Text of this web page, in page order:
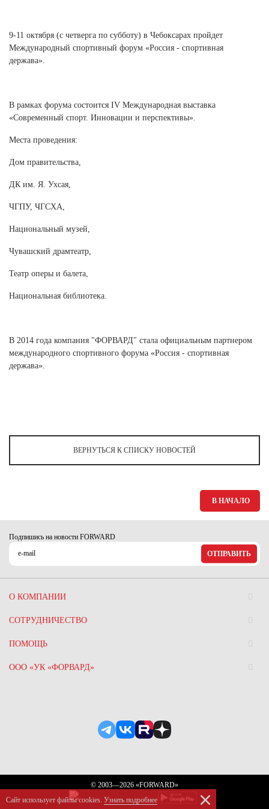
Омская область (5)
Республика Башкортостан (3)
Республика Крым (1)
Самарская область (1)
Саратовская область (1)
Северная Осетия (2)
Ставропольский край (5)
Томская область (1)
Тульская область (1)
Ханты-Мансийский автономный округ (3)
Челябинская область (2)
9-11 октября (с четверга по субботу) в Чебоксарах пройдет
Международный спортивный форум «Россия - спортивная
держава».
В рамках форума состоится IV Международная выставка
«Современный спорт. Инновации и перспективы».
Места проведения:
Дом правительства,
ДК им. Я. Ухсая,
ЧГПУ, ЧГСХА,
Национальный музей,
Чувашский драмтеатр,
Театр оперы и балета,
Национальная библиотека.
В 2014 года компания "ФОРВАРД" стала официальным партнером
международного спортивного форума «Россия - спортивная
держава».
ВЕРНУТЬСЯ К СПИСКУ НОВОСТЕЙ
В НАЧАЛО
Подпишись на новости FORWARD
ОТПРАВИТЬ
О КОМПАНИИ
СОТРУДНИЧЕСТВО
ПОМОЩЬ
ООО «УК «ФОРВАРД»
© 2003—2026 «FORWARD»
Сайт использует файлы сookies. Узнать подробнее